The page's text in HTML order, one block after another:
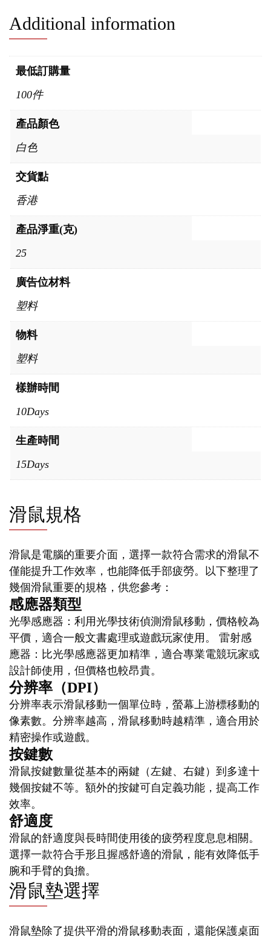
Additional information
最低訂購量
100件
產品顏色
白色
交貨點
香港
產品淨重(克)
25
廣告位材料
塑料
物料
塑料
樣辦時間
10Days
生產時間
15Days
滑鼠規格
滑鼠是電腦的重要介面，選擇一款符合需求的滑鼠不
僅能提升工作效率，也能降低手部疲勞。以下整理了
幾個滑鼠重要的規格，供您參考：
感應器類型
光學感應器：利用光學技術偵測滑鼠移動，價格較為
平價，適合一般文書處理或遊戲玩家使用。 雷射感
應器：比光學感應器更加精準，適合專業電競玩家或
設計師使用，但價格也較昂貴。
分辨率（DPI）
分辨率表示滑鼠移動一個單位時，螢幕上游標移動的
像素數。分辨率越高，滑鼠移動時越精準，適合用於
精密操作或遊戲。
按鍵數
滑鼠按鍵數量從基本的兩鍵（左鍵、右鍵）到多達十
幾個按鍵不等。額外的按鍵可自定義功能，提高工作
效率。
舒適度
滑鼠的舒適度與長時間使用後的疲勞程度息息相關。
選擇一款符合手形且握感舒適的滑鼠，能有效降低手
腕和手臂的負擔。
滑鼠墊選擇
滑鼠墊除了提供平滑的滑鼠移動表面，還能保護桌面